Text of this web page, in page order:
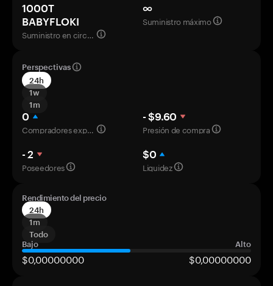
1000T
BABYFLOKI
Suministro en circulación
∞
Suministro máximo
Perspectivas
24h
1w
1m
0
Compradores experimentados
- $9.60
Presión de compra
- 2
Poseedores
$0
Liquidez
Rendimiento del precio
24h
1m
Todo
Bajo
Alto
$0,00000000 $0,00000000